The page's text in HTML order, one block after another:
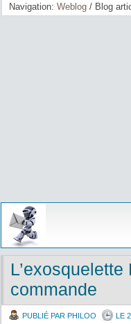
>> ROBOTS
Navigation: Weblog / Blog
commande
PUBLIÉ PAR PHILOO LE